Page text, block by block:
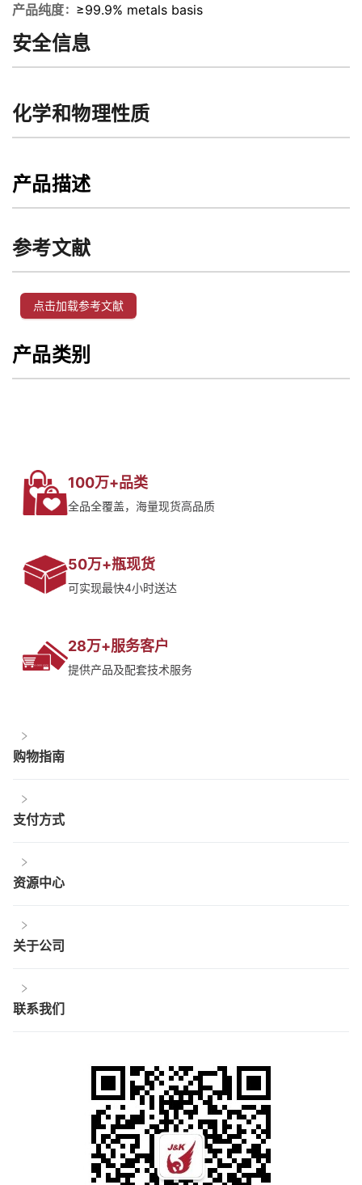
产品纯度 ≥99.9% metals basis
安全信息
化学和物理性质
产品描述
参考文献
点击加载参考文献
产品类别
100万+品类
全品全覆盖，海量现货高品质
50万+瓶现货
可实现最快4小时送达
28万+服务客户
提供产品及配套技术服务
购物指南
支付方式
资源中心
关于公司
联系我们